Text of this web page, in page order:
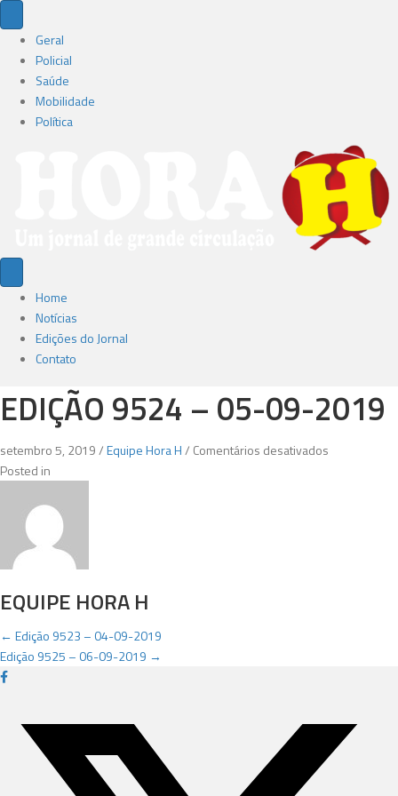
Geral
Policial
Saúde
Mobilidade
Política
Home
Notícias
Edições do Jornal
Contato
EDIÇÃO 9524 – 05-09-2019
setembro 5, 2019/Equipe Hora H/ Comentários desativados
Posted in
EQUIPE HORA H
POSTS
NAVIGATION
← Edição 9523 – 04-09-2019
Edição 9525 – 06-09-2019 →